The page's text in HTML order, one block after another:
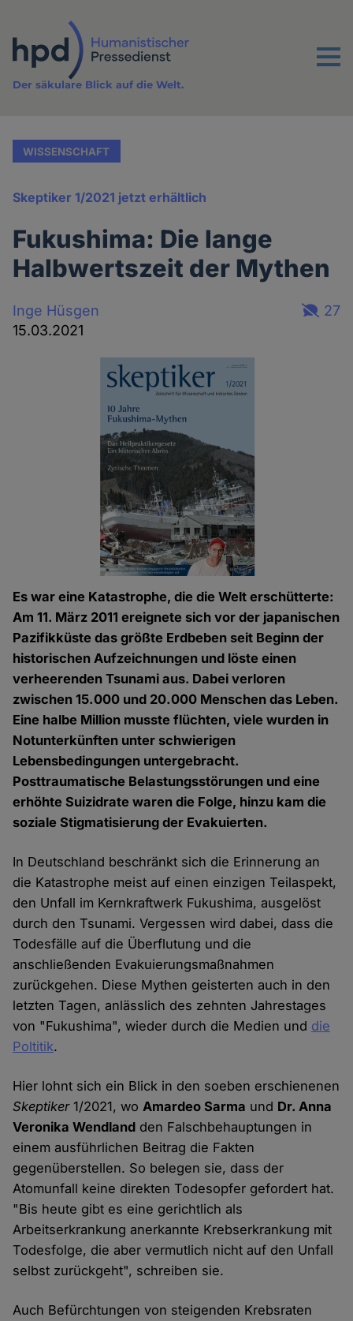
Inhalt
Menu
Der säkulare Blick auf die Welt.
WISSENSCHAFT
Skeptiker 1/2021 jetzt erhältlich
Fukushima: Die lange
Halbwertszeit der Mythen
Inge Hüsgen
15.03.2021
27
Es war eine Katastrophe, die die Welt erschütterte:
Am 11. März 2011 ereignete sich vor der japanischen
Pazifikküste das größte Erdbeben seit Beginn der
historischen Aufzeichnungen und löste einen
verheerenden Tsunami aus. Dabei verloren
zwischen 15.000 und 20.000 Menschen das Leben.
Eine halbe Million musste flüchten, viele wurden in
Notunterkünften unter schwierigen
Lebensbedingungen untergebracht.
Posttraumatische Belastungsstörungen und eine
erhöhte Suizidrate waren die Folge, hinzu kam die
soziale Stigmatisierung der Evakuierten.
In Deutschland beschränkt sich die Erinnerung an
die Katastrophe meist auf einen einzigen Teilaspekt,
den Unfall im Kernkraftwerk Fukushima, ausgelöst
durch den Tsunami. Vergessen wird dabei, dass die
Todesfälle auf die Überflutung und die
anschließenden Evakuierungsmaßnahmen
zurückgehen. Diese Mythen geisterten auch in den
letzten Tagen, anlässlich des zehnten Jahrestages
von "Fukushima", wieder durch die Medien und die
Poltitik.
Hier lohnt sich ein Blick in den soeben erschienenen
Skeptiker1/2021, woAmardeo Sarma und Dr. Anna
Veronika Wendland den Falschbehauptungen in
einem ausführlichen Beitrag die Fakten
gegenüberstellen. So belegen sie, dass der
Atomunfall keine direkten Todesopfer gefordert hat.
"Bis heute gibt es eine gerichtlich als
Arbeitserkrankung anerkannte Krebserkrankung mit
Todesfolge, die aber vermutlich nicht auf den Unfall
selbst zurückgeht", schreiben sie.
Auch Befürchtungen von steigenden Krebsraten